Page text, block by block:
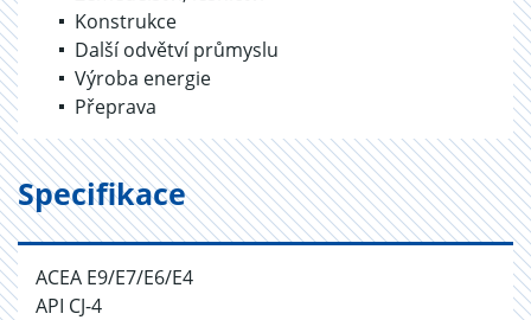
Konstrukce
Další odvětví průmyslu
Výroba energie
Přeprava
Specifikace
ACEA E9/E7/E6/E4
API CJ-4